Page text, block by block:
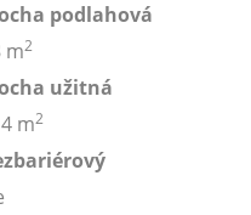
podlahová
m2
užitná
m2